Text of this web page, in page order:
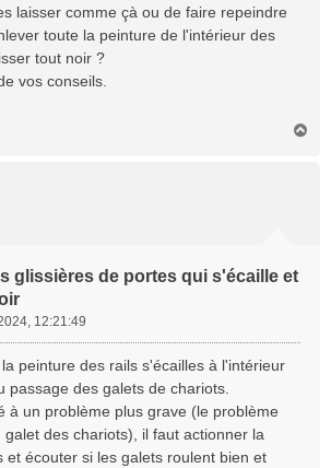
laisser comme çà ou de faire repeindre
toute la peinture de l'intérieur des
tout noir ?
vos conseils.
glissières de portes qui s'écaille et
12:21:49
peinture des rails s'écailles à l'intérieur
passage des galets de chariots.
à un problème plus grave (le problème
des chariots), il faut actionner la
et écouter si les galets roulent bien et